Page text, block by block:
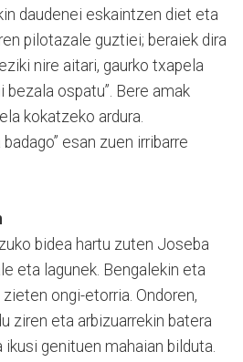
daudenei eskaintzen diet eta
pilotazale guztiei; beraiek dira
nire aitari, gaurko txapela
bezala ospatu”. Bere amak
kokatzeko ardura.
esan zuen irribarre
bidea hartu zuten Joseba
eta lagunek. Bengalekin eta
ongi-etorria. Ondoren,
ziren eta arbizuarrekin batera
genituen mahaian bilduta.